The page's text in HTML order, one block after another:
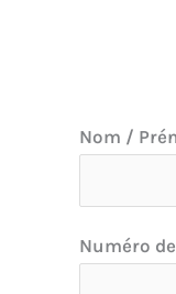
Nom /
*
Numéro